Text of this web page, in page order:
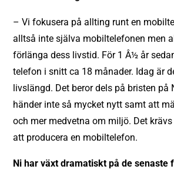
– Vi fokusera på allting runt en
alltså inte själva mobiltelefonen men
förlänga dess livstid. För 1 Â½ år
telefon i snitt ca 18 månader. Idag är
livslängd. Det beror dels på bristen på
händer inte så mycket nytt samt att
och mer medvetna om miljö. Det
att producera en mobiltelefon.
Ni har växt dramatiskt på de senaste